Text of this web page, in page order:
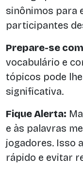
sinônimos para
participantes
Prepare-se
vocabulário e
tópicos pode
significativa.
Fique Alerta:
e às palavras
jogadores. Isso
rápido e evitar